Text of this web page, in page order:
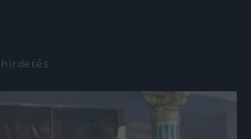
kép!